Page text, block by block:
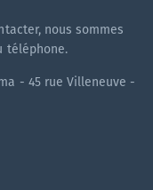
nous sommes
téléphone.
- 45 rue Villeneuve -